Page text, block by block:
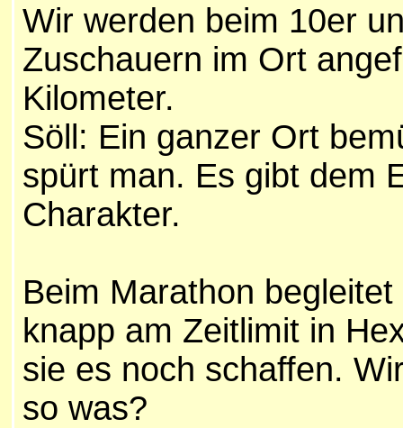
Wir werden beim 10er
Zuschauern im Ort
Kilometer.
Söll: Ein ganzer Ort
spürt man. Es gibt dem
Charakter.
Beim Marathon
knapp am Zeitlimit in
sie es noch schaffen.
so was?